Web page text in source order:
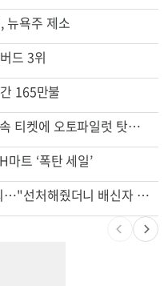
뉴욕주 제소
드 3위
165만불
“내가 운전한 게 아니다”…과속 티켓에 오토파일럿 탓한 운전자
트 ‘폭탄 세일’
한인 남성, 처형 상대로 성범죄…"선처해줬더니 배신자 취급"